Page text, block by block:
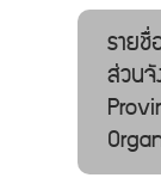
รายชื่
ส่วน